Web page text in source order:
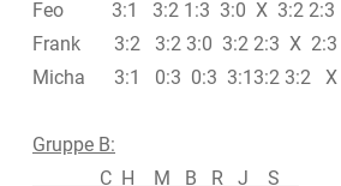
Feo 3:1 3:2 1:3 3:0 X 3:2 2:3
Frank 3:2 3:2 3:0 3:2 2:3 X 2:3
Micha 3:1 0:3 0:3 3:13:2 3:2 X
Gruppe B:
C H M B R J S